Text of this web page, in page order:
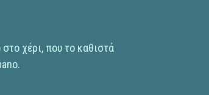
χέρι, που το καθιστά